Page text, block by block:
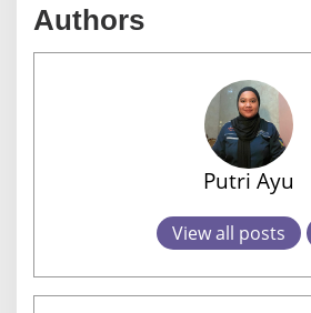
Authors
Putri Ayu
View all posts